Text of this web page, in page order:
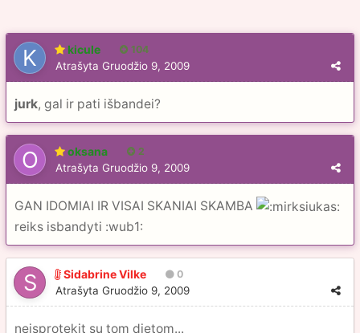
kicule 104
Atrašyta Gruodžio 9, 2009
jurk, gal ir pati išbandei?
oksana 2
Atrašyta Gruodžio 9, 2009
GAN IDOMIAI IR VISAI SKANIAI SKAMBA
reiks isbandyti :wub1:
Sidabrine Vilke 0
Atrašyta Gruodžio 9, 2009
neisprotekit su tom dietom...